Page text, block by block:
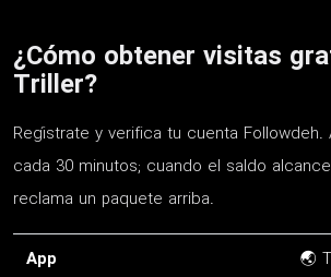
¿Cómo obtener visitas
Triller?
Regístrate y verifica tu cuenta
cada 30 minutos; cuando el saldo
reclama un paquete arriba.
App
🌏